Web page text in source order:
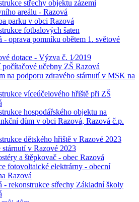
střechy objektu zázemí
areálu - Razová
parku v obci Razová
fotbalových šaten
- oprava pomníku obětem 1. světové
dotace - Výzva č. 1⁄2019
počítačové učebny ZŠ Razová
na podporu zdravého stárnutí v MSK na
víceúčelového hřiště při ZŠ
hospodářského objektu na
dům v obci Razová, Razová č.p.
dětského hřiště v Razové 2023
stárnutí v Razové 2023
a štěpkovač - obec Razová
fotovoltaické elektrárny - obecní
Razová
- rekonstrukce střechy Základní školy